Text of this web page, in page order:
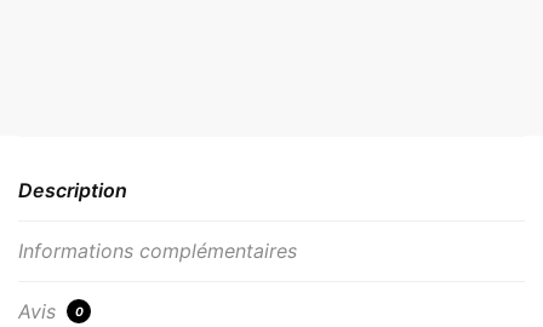
Description
Informations complémentaires
Avis 0